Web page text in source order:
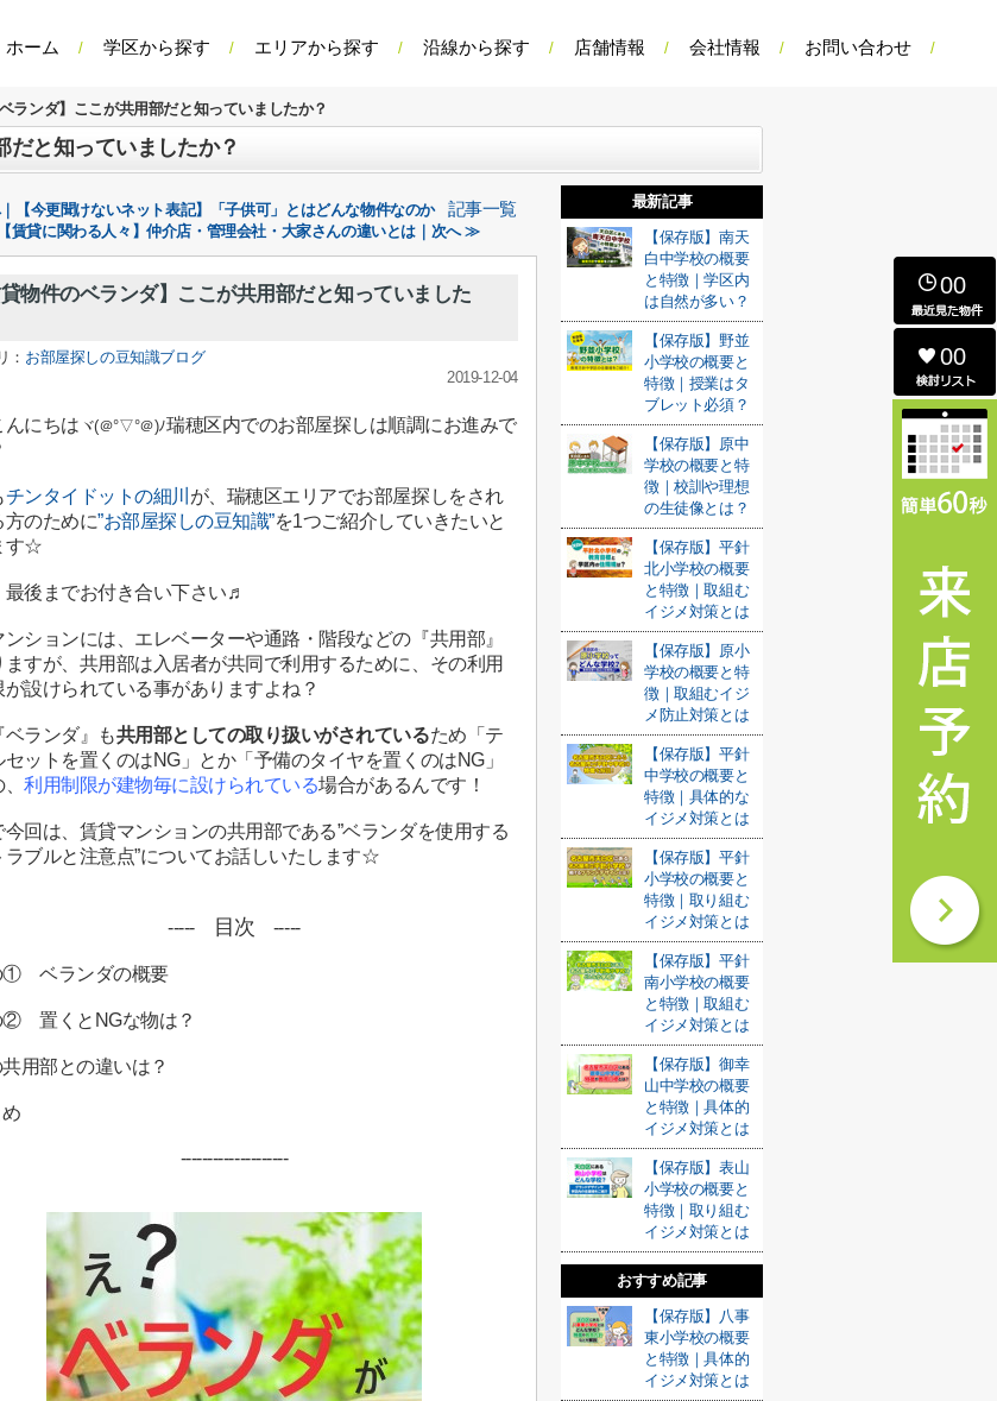
ホーム 学区から探す エリアから探す 沿線から探す 店舗情報 会社情報 お問い合わせ
ベランダ】ここが共用部だと知っていましたか？
だと知っていましたか？
【今更聞けないネット表記】「子供可」とはどんな物件なのか 記事一覧
【賃貸に関わる人々】仲介店・管理会社・大家さんの違いとは｜次へ ≫
貸物件のベランダ】ここが共用部だと知っていました
： お部屋探しの豆知識ブログ
2019-12-04
んにちは ヾ(＠°▽°＠)ﾉ瑞穂区内でのお部屋探しは順調にお進みで
チンタイドットの細川 が、瑞穂区エリアでお部屋探しをされ
方のために”お部屋探しの豆知識”を1つご紹介していきたいと
す☆
最後までお付き合い下さい♬
ンションには、エレベーターや通路・階段などの『共用部』
ますが、共用部は入居者が共同で利用するために、その利用
が設けられている事がありますよね？
ベランダ』も共用部としての取り扱いがされているため「テ
セットを置くのはNG」とか「予備のタイヤを置くのはNG」
、利用制限が建物毎に設けられている場合があるんです！
今回は、賃貸マンションの共用部である”ベランダを使用する
ラブルと注意点”についてお話しいたします☆
----- 目次 -----
① ベランダの概要
② 置くとNGな物は？
用部との違いは？
--------------------
最新記事
【保存版】南天
白中学校の概要
と特徴｜学区内
は自然が多い？
【保存版】野並
小学校の概要と
特徴｜授業はタ
ブレット必須？
【保存版】原中
学校の概要と特
徴｜校訓や理想
の生徒像とは？
【保存版】平針
北小学校の概要
と特徴｜取組む
イジメ対策とは
【保存版】原小
学校の概要と特
徴｜取組むイジ
メ防止対策とは
【保存版】平針
中学校の概要と
特徴｜具体的な
イジメ対策とは
【保存版】平針
小学校の概要と
特徴｜取り組む
イジメ対策とは
【保存版】平針
南小学校の概要
と特徴｜取組む
イジメ対策とは
【保存版】御幸
山中学校の概要
と特徴｜具体的
イジメ対策とは
【保存版】表山
小学校の概要と
特徴｜取り組む
イジメ対策とは
おすすめ記事
【保存版】八事
東小学校の概要
と特徴｜具体的
イジメ対策とは
00
00